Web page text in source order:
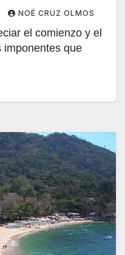
NOÉ CRUZ OLMOS
el comienzo y el
imponentes que